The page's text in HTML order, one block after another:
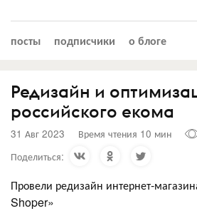
посты подписчики о блоге
Редизайн и
российского екома
31 Авг 2023 Время чтения 10 мин
Поделиться:
Провели редизайн интернет-
Shoper»